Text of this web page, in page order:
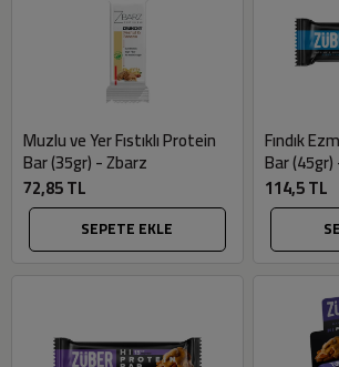
Muzlu ve Yer Fıstıklı Protein
Bar (35gr) - Zbarz
72,85 TL
SEPETE EKLE
Fındık
Bar
114,5 TL